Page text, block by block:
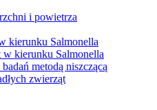
i powietrza
kierunku Salmonella
w kierunku Salmonella
metodą niszczącą
zwierząt